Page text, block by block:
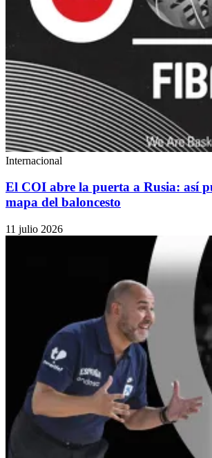
Internacional
El COI abre la puerta a Rusia: así
mapa del baloncesto
11 julio 2026